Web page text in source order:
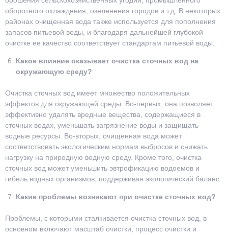
оборотного охлаждения, озеленения городов и т.д. В некоторых
районах очищенная вода также используется для пополнения
запасов питьевой воды, и благодаря дальнейшей глубокой
очистке ее качество соответствует стандартам питьевой воды.
Какое влияние оказывает очистка сточных вод на
окружающую среду?
Очистка сточных вод имеет множество положительных
эффектов для окружающей среды. Во-первых, она позволяет
эффективно удалять вредные вещества, содержащиеся в
сточных водах, уменьшать загрязнение воды и защищать
водные ресурсы. Во-вторых, очищенная вода может
соответствовать экологическим нормам выбросов и снижать
нагрузку на природную водную среду. Кроме того, очистка
сточных вод может уменьшить эвтрофикацию водоемов и
гибель водных организмов, поддерживая экологический баланс.
Какие проблемы возникают при очистке сточных вод?
Проблемы, с которыми сталкивается очистка сточных вод, в
основном включают масштаб очистки, процесс очистки и